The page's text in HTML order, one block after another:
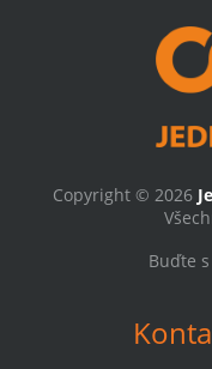
Copyright © 2026
Buďte